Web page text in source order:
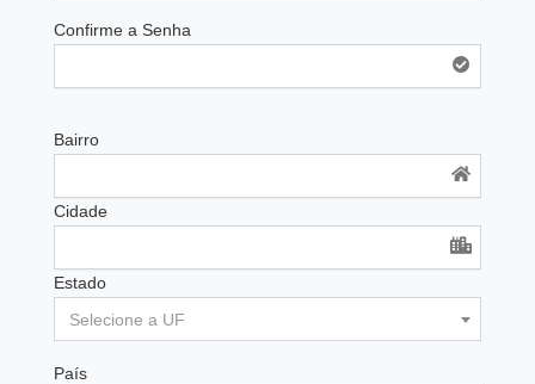
Confirme a Senha
Bairro
Cidade
Estado
Selecione a UF
País